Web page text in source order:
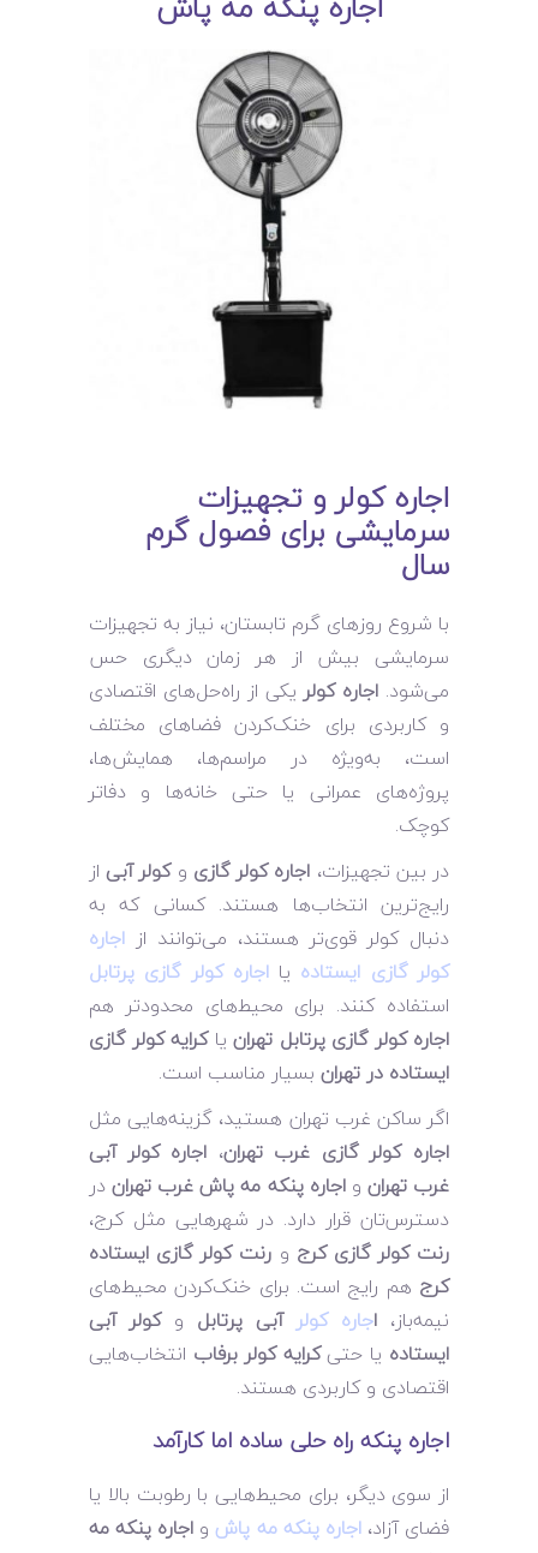
اجاره کولر و تجهیزات
سرمایشی برای فصول گرم
سال
با شروع روزهای گرم تابستان، نیاز به تجهیزات
سرمایشی بیش از هر زمان دیگری حس
می‌شود. اجاره کولریکی از راه‌حل‌های اقتصادی
و کاربردی برای خنک‌کردن فضاهای مختلف
است، به‌ویژه در مراسم‌ها، همایش‌ها،
پروژه‌های عمرانی یا حتی خانه‌ها و دفاتر
کوچک.
در بین تجهیزات، اجاره کولر گازی وکولر آبیاز
رایج‌ترین انتخاب‌ها هستند. کسانی که به
دنبال کولر قوی‌تر هستند، می‌توانند از اجاره
کولر گازی ایستاده یااجاره کولر گازی پرتابل
استفاده کنند. برای محیط‌های محدودتر هم
اجاره کولر گازی پرتابل تهران یاکرایه کولر گازی
ایستاده در تهران بسیار مناسب است.
اگر ساکن غرب تهران هستید، گزینه‌هایی مثل
اجاره کولر گازی غرب تهران، اجاره کولر آبی
غرب تهران واجاره پنکه مه پاش غرب تهراندر
دسترس‌تان قرار دارد. در شهرهایی مثل کرج،
رنت کولر گازی کرج و رنت کولر گازی ایستاده
کرج هم رایج است. برای خنک‌کردن محیط‌های
نیمه‌باز، اجاره کولرآبی پرتابل وکولر آبی
ایستاده یا حتیکرایه کولر برفاب انتخاب‌هایی
اقتصادی و کاربردی هستند.
اجاره پنکه راه حلی ساده اما کارآمد
از سوی دیگر، برای محیط‌هایی با رطوبت بالا یا
فضای آزاد،اجاره پنکه مه پاشو اجاره پنکه مه